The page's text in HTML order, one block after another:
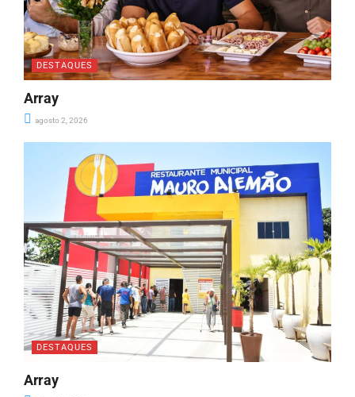
DESTAQUES
Array
agosto 2, 2026
DESTAQUES
Array